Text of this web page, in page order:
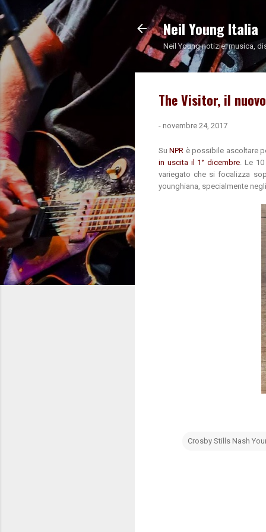
Neil Young Italia
Neil Young notizie: musica,
The Visitor, il
- novembre 24, 2017
SuNPR è possibile ascoltare
in uscita il 1° dicembre . Le
variegato che si focalizza
younghiana, specialmente
Crosby Stills Nash